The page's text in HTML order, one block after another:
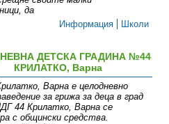
да
Информация
Школи
ДЕТСКА ГРАДИНА №44
КРИЛАТКО, Варна
Варна е целодневно
за грижа за деца в град
44 Крилатко, Варна се
с общински средства.